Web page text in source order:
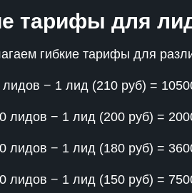
тарифы для
гибкие тарифы для
− 1 лид (210 руб) =
лидов − 1 лид (200 руб) =
лидов − 1 лид (180 руб) =
лидов − 1 лид (150 руб) =